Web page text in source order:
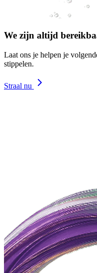
We zijn altijd
Laat ons je helpen je
stippelen.
Straal nu